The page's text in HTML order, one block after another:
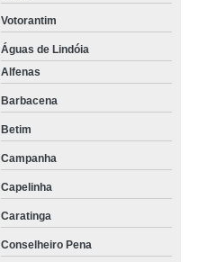
Votorantim
Águas de Lindóia
Alfenas
Barbacena
Betim
Campanha
Capelinha
Caratinga
Conselheiro Pena